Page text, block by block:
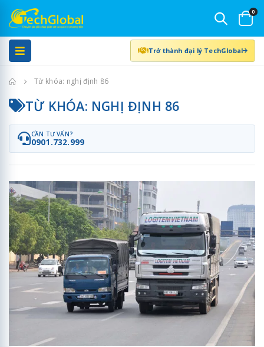
0
Trở thành đại lý TechGlobal
Trang chủTừ khóa: nghị định 86
TỪ KHÓA: NGHỊ ĐỊNH 86
CẦN TƯ VẤN?
0901.732.999